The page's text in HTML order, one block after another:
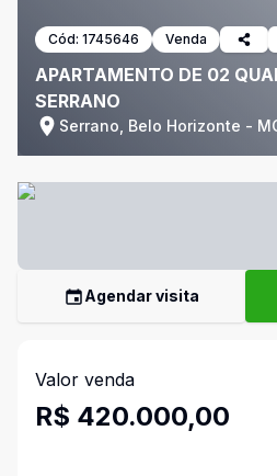
Cód: 1745646 Venda
APARTAMENTO DE 02
SERRANO
Serrano, Belo Horizonte -
Agendar visita
Valor venda
R$ 420.000,00